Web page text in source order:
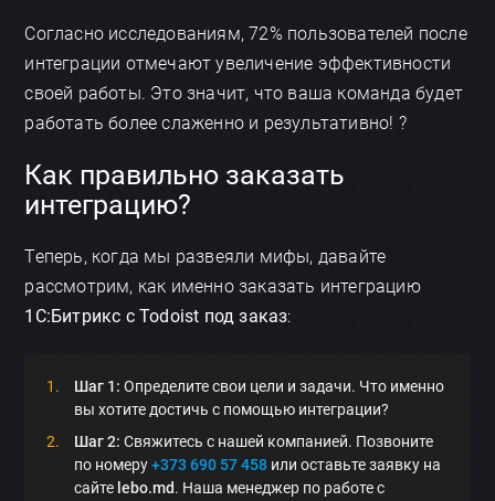
Согласно исследованиям, 72% пользователей после
интеграции отмечают увеличение эффективности
своей работы. Это значит, что ваша команда будет
работать более слаженно и результативно! ?
Как правильно заказать
интеграцию?
Теперь, когда мы развеяли мифы, давайте
рассмотрим, как именно заказать интеграцию
1С:Битрикс с Todoist под заказ:
Шаг 1: Определите свои цели и задачи. Что именно
вы хотите достичь с помощью интеграции?
Шаг 2: Свяжитесь с нашей компанией. Позвоните
по номеру+373 690 57 458 или оставьте заявку на
сайте lebo.md. Наша менеджер по работе с